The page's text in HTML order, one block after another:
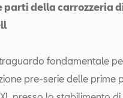
parti della carrozzeria
fondamentale
pre-serie delle prime